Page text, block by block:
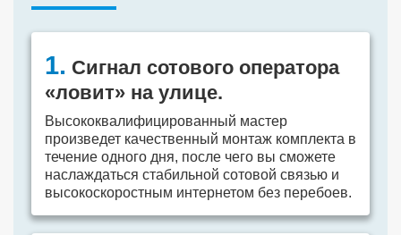
1. Сигнал сотового оператора
«ловит» на улице.
Высококвалифицированный мастер
произведет качественный монтаж комплекта в
течение одного дня, после чего вы сможете
наслаждаться стабильной сотовой связью и
высокоскоростным интернетом без перебоев.